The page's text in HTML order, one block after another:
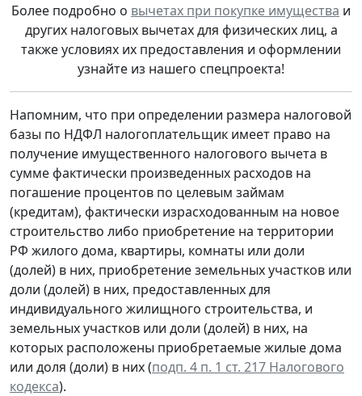
Более подробно о вычетах при покупке имущества и
других налоговых вычетах для физических лиц, а
также условиях их предоставления и оформлении
узнайте из нашего спецпроекта!
Напомним, что при определении размера налоговой
базы по НДФЛ налогоплательщик имеет право на
получение имущественного налогового вычета в
сумме фактически произведенных расходов на
погашение процентов по целевым займам
(кредитам), фактически израсходованным на новое
строительство либо приобретение на территории
РФ жилого дома, квартиры, комнаты или доли
(долей) в них, приобретение земельных участков или
доли (долей) в них, предоставленных для
индивидуального жилищного строительства, и
земельных участков или доли (долей) в них, на
которых расположены приобретаемые жилые дома
или доля (доли) в них (подп. 4 п. 1 ст. 217 Налогового
кодекса).